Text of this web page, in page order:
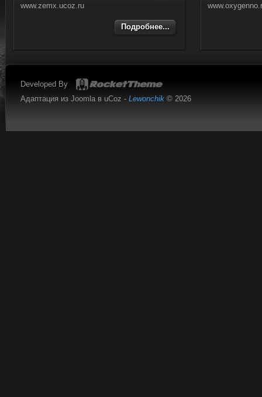
www.zemx.ucoz.ru
Подробнее...
Developed By
Адаптация из Joomla в uCoz - Lewonchik © 2026